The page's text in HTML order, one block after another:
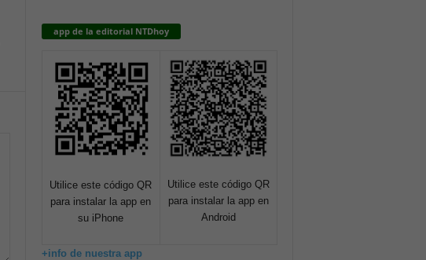
app de la editorial NTDhoy
Utilice este código QR
para instalar la app en
su iPhone
Utilice este código QR
para instalar la app en
Android
+info de nuestra app